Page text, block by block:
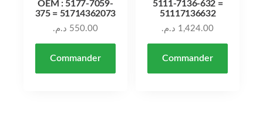
OEM : 5177-7059-
375 = 51714362073
550.00 د.م.
Commander
5111-7136-632 =
51117136632
1,424.00 د.م.
Commander